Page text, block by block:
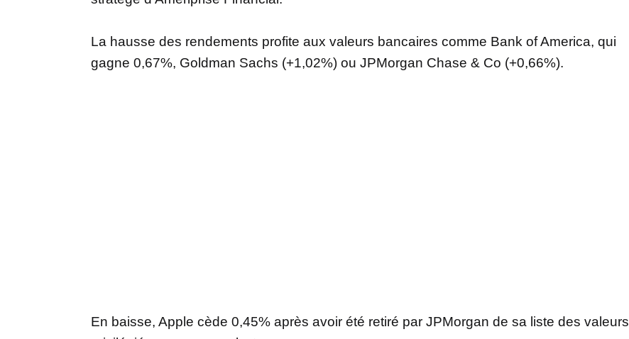
La hausse des rendements profite aux valeurs bancaires comme Bank of America, qui
gagne 0,67%, Goldman Sachs (+1,02%) ou JPMorgan Chase & Co (+0,66%).
En baisse, Apple cède 0,45% après avoir été retiré par JPMorgan de sa liste des valeurs